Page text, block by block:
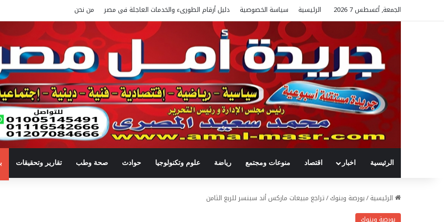
الجمعة, أغسطس 7 2026 الرئيسية سياسة الخصوصية دليل أرقام الطورىء والخدمات العاجلة فى مصر من نحن
الرئيسية اخبار اقتصاد منوعات ومجتمع رياضة علوم وتكنولوجيا حوادث صحة وطب تقارير وتحقيقات
الرئيسية/بورصة وبنوك/تراجع مبيعات ماركس أند سبنسر للربع الثامن
بورصة وبنوك